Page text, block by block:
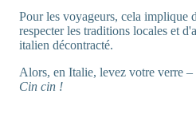
Pour les voyageurs, cela implique
respecter les traditions locales et
italien décontracté.
Alors, en Italie, levez votre verre –
Cin cin !